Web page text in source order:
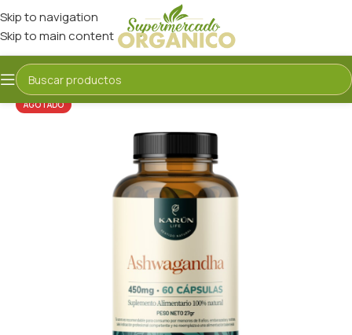
Skip to navigation
Skip to main content
AGOTADO